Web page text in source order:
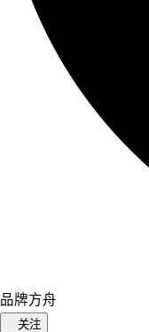
品牌方舟
关注